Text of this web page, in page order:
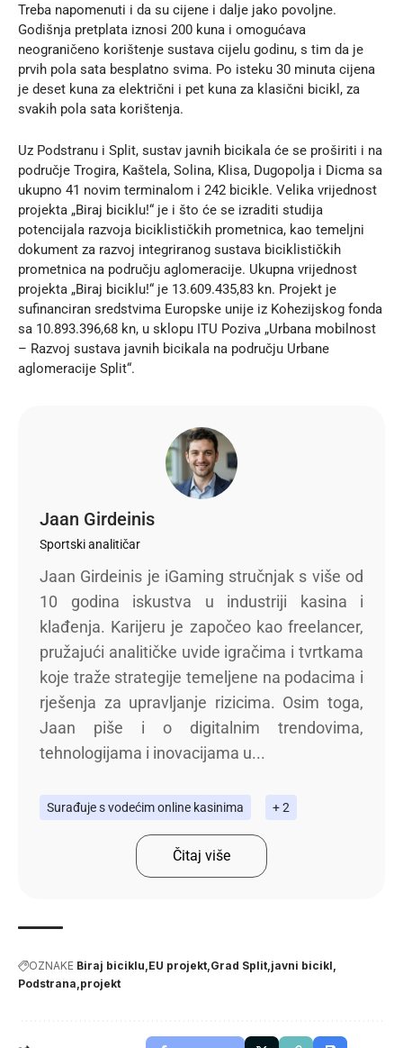
Treba napomenuti i da su cijene i dalje jako povoljne.
Godišnja pretplata iznosi 200 kuna i omogućava
neograničeno korištenje sustava cijelu godinu, s tim da je
prvih pola sata besplatno svima. Po isteku 30 minuta cijena
je deset kuna za električni i pet kuna za klasični bicikl, za
svakih pola sata korištenja.
Uz Podstranu i Split, sustav javnih bicikala će se proširiti i na
područje Trogira, Kaštela, Solina, Klisa, Dugopolja i Dicma sa
ukupno 41 novim terminalom i 242 bicikle. Velika vrijednost
projekta „Biraj biciklu!“ je i što će se izraditi studija
potencijala razvoja biciklističkih prometnica, kao temeljni
dokument za razvoj integriranog sustava biciklističkih
prometnica na području aglomeracije. Ukupna vrijednost
projekta „Biraj biciklu!“ je 13.609.435,83 kn. Projekt je
sufinanciran sredstvima Europske unije iz Kohezijskog fonda
sa 10.893.396,68 kn, u sklopu ITU Poziva „Urbana mobilnost
– Razvoj sustava javnih bicikala na području Urbane
aglomeracije Split“.
Jaan Girdeinis
Sportski analitičar
Jaan Girdeinis je iGaming stručnjak s više od
10 godina iskustva u industriji kasina i
klađenja. Karijeru je započeo kao freelancer,
pružajući analitičke uvide igračima i tvrtkama
koje traže strategije temeljene na podacima i
rješenja za upravljanje rizicima. Osim toga,
Jaan piše i o digitalnim trendovima,
tehnologijama i inovacijama u...
Surađuje s vodećim online kasinima + 2
Čitaj više
OZNAKE Biraj biciklu EU projekt Grad Split javni bicikl
Podstrana projekt